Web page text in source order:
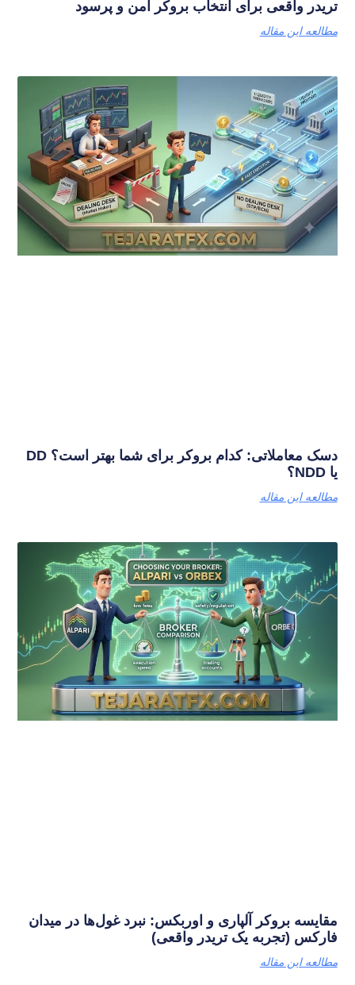
تریدر واقعی برای انتخاب بروکر امن و پرسود
مطالعه این مقاله
دسک معاملاتی: کدام بروکر برای شما بهتر است؟ DD
یا NDD؟
مطالعه این مقاله
مقایسه بروکر آلپاری و اوربکس: نبرد غول‌ها در میدان
فارکس (تجربه یک تریدر واقعی)
مطالعه این مقاله